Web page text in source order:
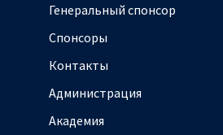
Генеральный спонсор
Спонсоры
Контакты
Администрация
Академия